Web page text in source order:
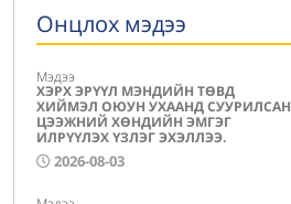
Онцлох мэдээ
Мэдээ
ХЭРХ ЭРҮҮЛ МЭНДИЙН ТӨВД
ХИЙМЭЛ ОЮУН УХААНД СУУРИЛСАН
ЦЭЭЖНИЙ ХӨНДИЙН ЭМГЭГ
ИЛРҮҮЛЭХ ҮЗЛЭГ ЭХЭЛЛЭЭ.
2026-08-03